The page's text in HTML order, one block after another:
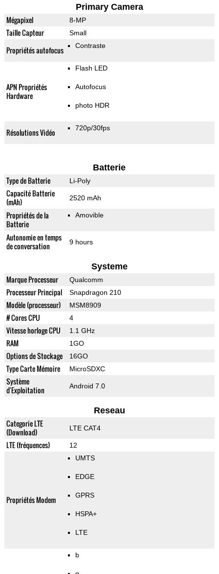
Primary Camera
Mégapixel 8-MP
Taille Capteur Small
Propriétés autofocus Contraste
APN Propriétés
Hardware
Flash LED
Autofocus
photo HDR
Résolutions Vidéo 720p/30fps
Batterie
Type de Batterie Li-Poly
Capacité Batterie
(mAh)
2520 mAh
Propriétés de la
Batterie
Amovible
Autonomie en temps
de conversation
9 hours
Systeme
Marque Processeur Qualcomm
Processeur Principal Snapdragon 210
Modèle (processeur) MSM8909
# Cores CPU 4
Vitesse horloge CPU 1.1 GHz
RAM 1GO
Options de Stockage 16GO
Type Carte Mémoire MicroSDXC
Système
d'Exploitation
Android 7.0
Reseau
Categorie LTE
(Download)
LTE CAT4
LTE (fréquences) 12
Propriétés Modem
UMTS
EDGE
GPRS
HSPA+
LTE
b